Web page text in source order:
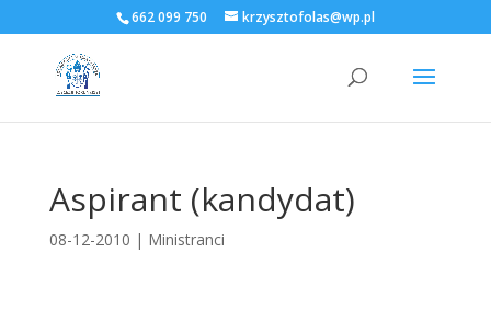
662 099 750 krzysztofolas@wp.pl
Aspirant (kandydat)
08-12-2010 | Ministranci